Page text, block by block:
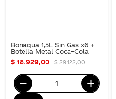
Bonaqua 1,5L Sin Gas x6 +
Botella Metal Coca–Cola
$ 18.929,00 $ 29.122,00